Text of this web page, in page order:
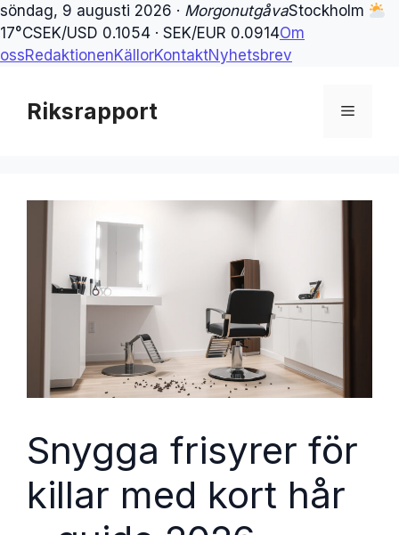
söndag, 9 augusti 2026 · MorgonutgåvaStockholm
17°CSEK/USD 0.1054 · SEK/EUR 0.0914Om
ossRedaktionenKällorKontaktNyhetsbrev
innehållRiksrapport Meny
Snygga frisyrer för
killar med kort hår